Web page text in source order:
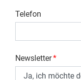
Telefon
Newsletter*